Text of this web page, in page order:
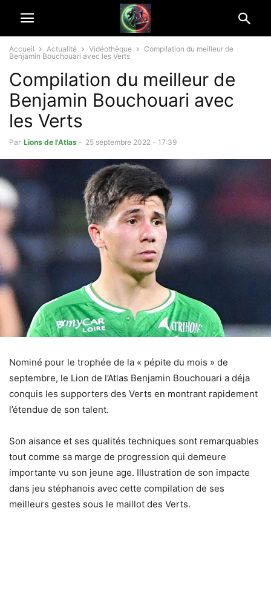
Accueil Actualité Vidéothèque
Compilation du meilleur de
Benjamin Bouchouari avec les Verts
Compilation du meilleur de
Benjamin Bouchouari avec
les Verts
Par Lions de l'Atlas - 25 septembre 2022 - 17:39
Nominé pour le trophée de la « pépite du mois » de
septembre, le Lion de l’Atlas Benjamin Bouchouari a déja
conquis les supporters des Verts en montrant rapidement
l’étendue de son talent.
Son aisance et ses qualités techniques sont remarquables
tout comme sa marge de progression qui demeure
importante vu son jeune age. Illustration de son impacte
dans jeu stéphanois avec cette compilation de ses
meilleurs gestes sous le maillot des Verts.